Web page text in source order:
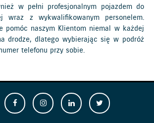
w pełni profesjonalnym pojazdem do
wraz z wykwalifikowanym personelem.
pomóc naszym Klientom niemal w każdej
drodze, dlatego wybierając się w podróż
telefonu przy sobie.